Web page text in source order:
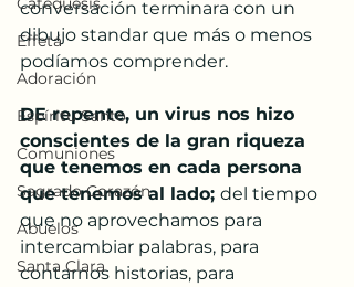
Effetá
Adoración
Espíritu Santo
Comuniones
Sagrado Corazón
Abuelos
Santa Clara
conversación terminara con un
dibujo standar que más o menos
podíamos comprender.
DE repente, un virus nos hizo
conscientes de la gran riqueza
que tenemos en cada persona
que tenemos al lado; del tiempo
que no aprovechamos para
intercambiar palabras, para
contarnos historias, para